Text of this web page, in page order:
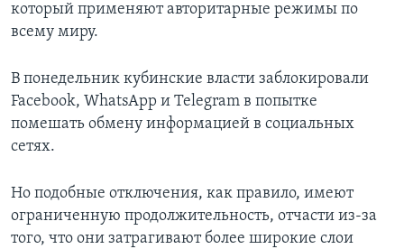
который применяют авторитарные режимы по
всему миру.
В понедельник кубинские власти заблокировали
Facebook, WhatsApp и Telegram в попытке
помешать обмену информацией в социальных
сетях.
Но подобные отключения, как правило, имеют
ограниченную продолжительность, отчасти из-за
того, что они затрагивают более широкие слои